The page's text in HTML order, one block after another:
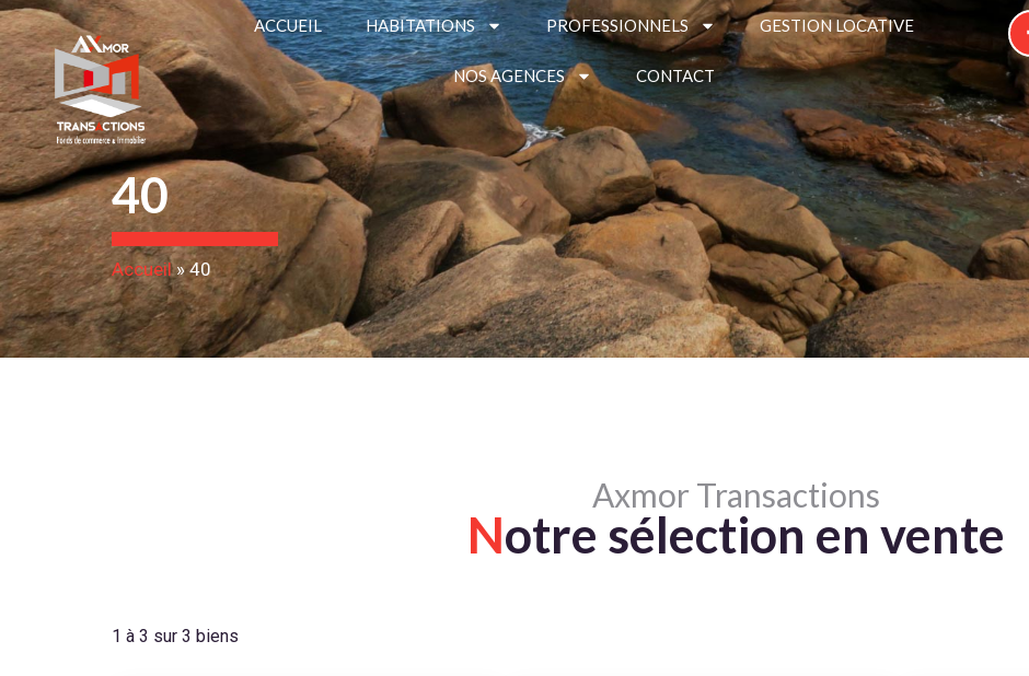
ACCUEIL HABITATIONS PROFESSIONNELS GESTION LOCATIVE
NOS AGENCES CONTACT
40
Accueil»40
Axmor Transactions
Notre sélection en vente
1 à 3 sur 3 biens